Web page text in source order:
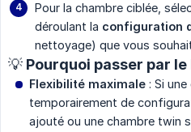
Pour la chambre ciblée,
déroulant la configuration
nettoyage) que vous
💡 Pourquoi passer par
Flexibilité maximale : Si
temporairement de
ajouté ou une chambre twin